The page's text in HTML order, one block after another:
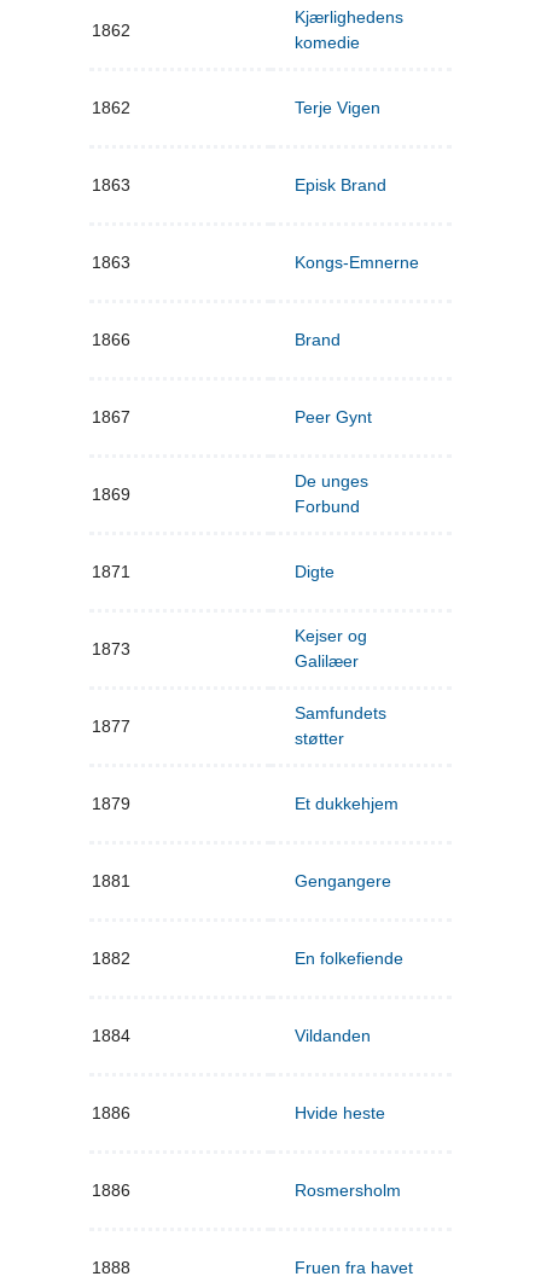
1862
Kjærlighedens
komedie
1862 Terje Vigen
1863 Episk Brand
1863 Kongs-Emnerne
1866 Brand
1867 Peer Gynt
1869
De unges
Forbund
1871 Digte
1873
Kejser og
Galilæer
1877
Samfundets
støtter
1879 Et dukkehjem
1881 Gengangere
1882 En folkefiende
1884 Vildanden
1886 Hvide heste
1886 Rosmersholm
1888 Fruen fra havet